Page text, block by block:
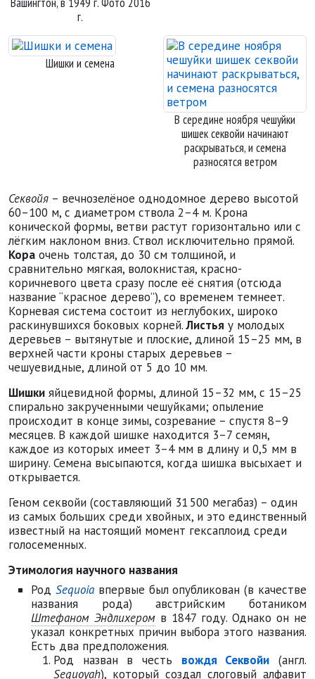
г.
Шишки и семена
В середине ноября чешуйки
шишек секвойи начинают
раскрываться, и семена
разносятся ветром
Секвойя – вечнозелёное однодомное дерево высотой
60–100 м, с диаметром ствола 2–4 м. Крона
конической формы, ветви растут горизонтально или с
лёгким наклоном вниз. Ствол исключительно прямой.
Кора очень толстая, до 30 см толщиной, и
сравнительно мягкая, волокнистая, красно-
коричневого цвета сразу после её снятия (отсюда
название “красное дерево”), со временем темнеет.
Корневая система состоит из неглубоких, широко
раскинувшихся боковых корней.Листья у молодых
деревьев – вытянутые и плоские, длиной 15–25 мм, в
верхней части кроны старых деревьев –
чешуевидные, длиной от 5 до 10 мм.
Шишки яйцевидной формы, длиной 15–32 мм, с 15–25
спирально закрученными чешуйками; опыление
происходит в конце зимы, созревание – спустя 8–9
месяцев. В каждой шишке находится 3–7 семян,
каждое из которых имеет 3–4 мм в длину и 0,5 мм в
ширину. Семена высыпаются, когда шишка высыхает и
открывается.
Геном секвойи (составляющий 31 500 мегабаз) – один
из самых больших среди хвойных, и это единственный
известный на настоящий момент гексаплоид среди
голосеменных.
Этимология научного названия
Род Sequoiaвпервые был опубликован (в качестве
названия рода) австрийским ботаником
Штефаном Эндлихером в 1847 году. Однако он не
указал конкретных причин выбора этого названия.
Есть два предположения.
Род назван в честь вождя Секвойи (англ.
Sequoyah), который создал слоговый алфавит